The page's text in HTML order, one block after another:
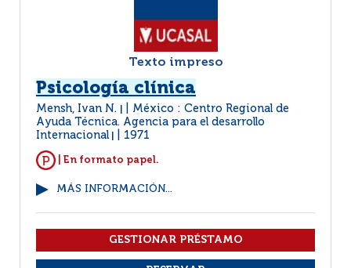
Texto impreso
Psicología clínica
Mensh, Ivan N.
México : Centro Regional de
Ayuda Técnica. Agencia para el desarrollo
Internacional
1971
| En formato papel.
MÁS INFORMACIÓN...